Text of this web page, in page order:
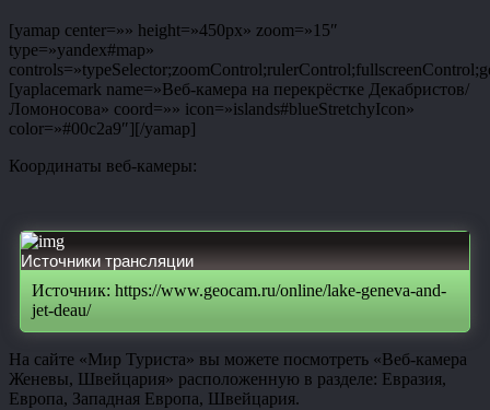
[yamap center=»» height=»450px» zoom=»15″
type=»yandex#map»
[yaplacemark name=»Веб-камера на перекрёстке Декабристов/
Ломоносова» coord=»» icon=»islands#blueStretchyIcon»
color=»#00c2a9″][/yamap]
Координаты веб-камеры:
Источники трансляции
Источник: https://www.geocam.ru/online/lake-geneva-and-
jet-deau/
На сайте «Мир Туриста» вы можете посмотреть «Веб-камера
Женевы, Швейцария» расположенную в разделе: Евразия,
Европа, Западная Европа, Швейцария.